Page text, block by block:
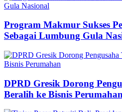
Program Makmur Sukses
Sebagai Lumbung Gula
DPRD Gresik Dorong
Beralih ke Bisnis Perumahan